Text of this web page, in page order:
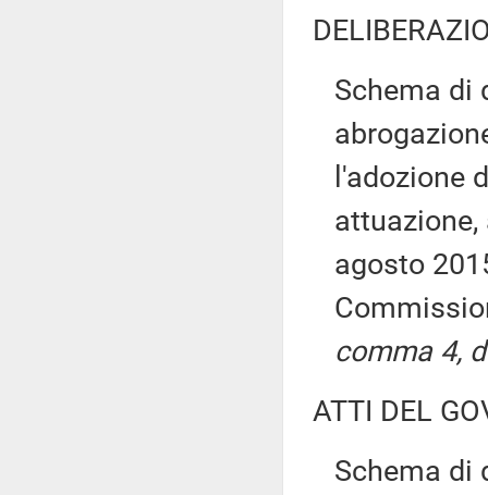
Schema di
l'adozione
agosto
comma 4,
ATTI DEL
Schema di